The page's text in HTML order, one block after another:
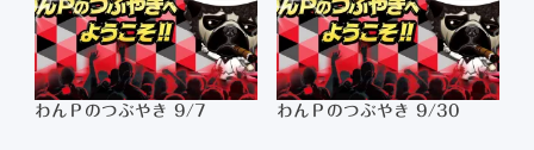
わんＰのつぶやき 9/7 わんＰのつぶやき 9/30